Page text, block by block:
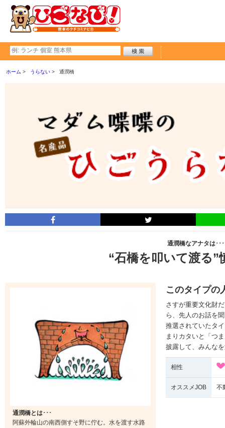
ホーム うらない 通潤橋
通潤橋なアナタは･･･
“石橋を叩いて渡る”
通潤橋とは･･･
阿蘇外輪山の南西側すそ野に佇む。水を渡す水路
このタイプの
さすが重要文化財
ら、先人のお話を
推選されていたタ
まりカタいと「つ
披露して、みんな
相性
オススメJOB 不